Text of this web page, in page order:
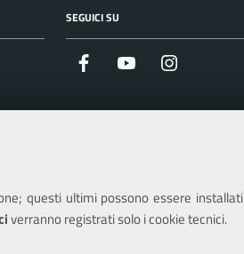
questi ultimi possono essere installati
verranno registrati solo i cookie tecnici.
SEGUICI SU
Facebook Youtube